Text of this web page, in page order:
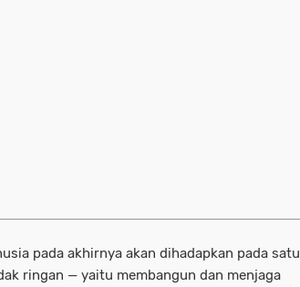
pada akhirnya akan dihadapkan pada satu
ringan — yaitu membangun dan menjaga